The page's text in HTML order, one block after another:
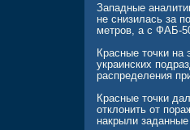
Сообщается о
одним из
В целом, ночной
Западные
не снизилась за
метров, а с ФАБ-
Красные точки
украинских
распределения
Красные точки
отклонить от
накрыли